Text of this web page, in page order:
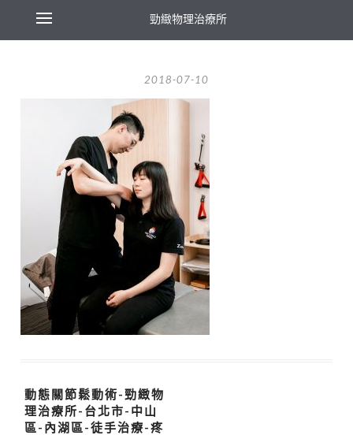
勁緻物理治療所
2018-07-10
動態關節鬆動術-勁緻物
理治療所-台北市-中山
區-內湖區-徒手治療-疼